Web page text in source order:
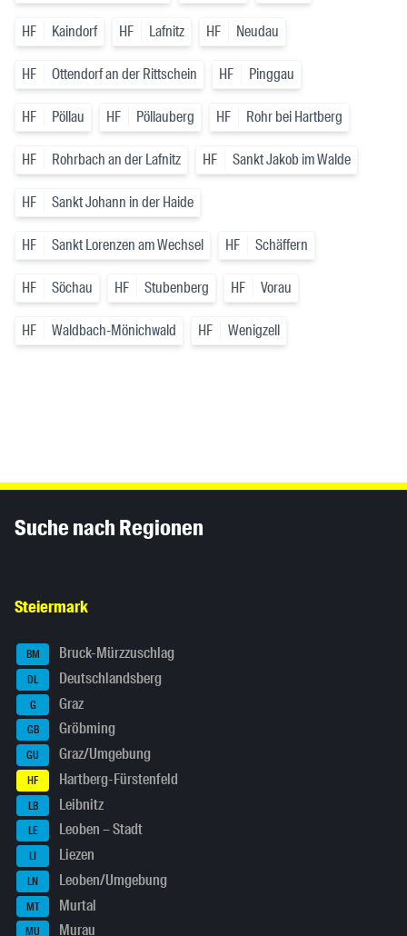
HF Kaindorf HF Lafnitz HF Neudau
HF Ottendorf an der Rittschein HF Pinggau
HF Pöllau HF Pöllauberg HF Rohr bei Hartberg
HF Rohrbach an der Lafnitz HF Sankt Jakob im Walde
HF Sankt Johann in der Haide
HF Sankt Lorenzen am Wechsel HF Schäffern
HF Söchau HF Stubenberg HF Vorau
HF Waldbach-Mönichwald HF Wenigzell
Suche nach Regionen
Steiermark
BM Bruck-Mürzzuschlag
DL Deutschlandsberg
G Graz
GB Gröbming
GU Graz/Umgebung
HF Hartberg-Fürstenfeld
LB Leibnitz
LE Leoben – Stadt
LI Liezen
LN Leoben/Umgebung
MT Murtal
MU Murau